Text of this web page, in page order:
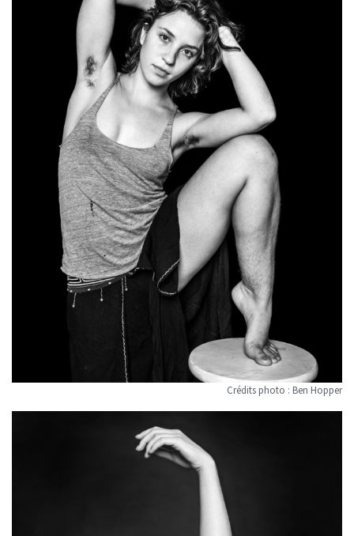
Crédits photo : Ben Hopper